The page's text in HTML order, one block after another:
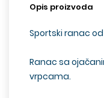
Opis proizvoda
Sportski ranac
Ranac sa
vrpcama.